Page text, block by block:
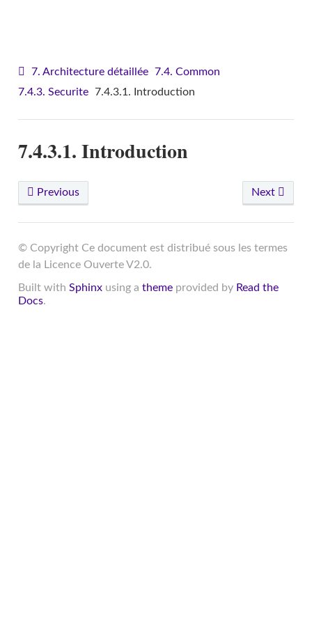
7. Architecture détaillée 7.4. Common
7.4.3. Securite 7.4.3.1. Introduction
7.4.3.1. Introduction
Previous Next
© Copyright Ce document est distribué sous les termes
de la Licence Ouverte V2.0.
Built with Sphinxusing a themeprovided by Read the
Docs.